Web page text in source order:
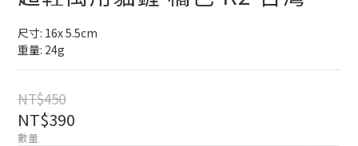
尺寸: 16x 5.5cm
重量: 24g
NT$450
NT$390
數量